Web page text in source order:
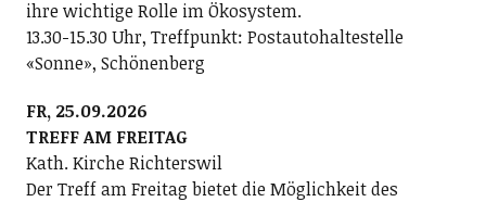
ihre wichtige Rolle im Ökosystem.
13.30-15.30 Uhr, Treffpunkt: Postautohaltestelle
«Sonne», Schönenberg
FR, 25.09.2026
TREFF AM FREITAG
Kath. Kirche Richterswil
Der Treff am Freitag bietet die Möglichkeit des